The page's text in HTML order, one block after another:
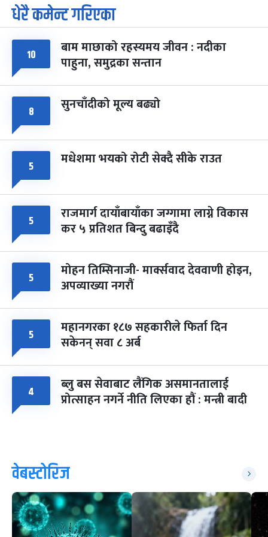
७
आइत
पूर्णिमा व्रत
चैत्र ७, २०८३-Mar 21, 2027
८ फागुपूर्णिमा
चैत्र ८, २०८३-Mar 22, 2027
७ महिना बाँकी
धेरै कमेन्ट गरिएका
१० बाम माछाको रहस्यमय जीवन : नदीका
पाहुना, समुद्रका सन्तान
८ सुनचाँदीको मूल्य बढ्यो
५ मधेशमा भयको रोटी सेक्दै सीके राउत
५ राजमार्ग दायाँबायाँका जग्गामा लाग्ने विकास
कर ५ प्रतिशत बिन्दु बढाइँदै
५ मोहन तिम्सिनाजी- मार्क्सवाद देववाणी होइन,
अपव्याख्या नगरौं
५ महानगरका १८७ सहकारीले फिर्ता दिन
सकेनन् सवा ८ अर्ब
४ ब्लु बस सेवाबाट लैंगिक असमानतालाई
प्रोत्साहन नगर्ने नीति लिएका हौं : मन्त्री बादी
वेबस्टोरिज